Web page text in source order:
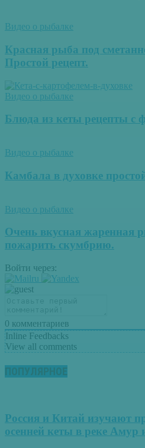
Видео о рыбалке
Красная рыба под
Простой рецепт.
Видео о рыбалке
Блюда из кеты рецепты с
Видео о рыбалке
Камбала в духовке
Видео о рыбалке
Очень вкусная жаренная
пожарить скумбрию.
Войти через:
0 комментариев
Inline Feedbacks
View all comments
ПОПУЛЯРНОЕ
Россия и Китай изучают
осенней кеты в реке